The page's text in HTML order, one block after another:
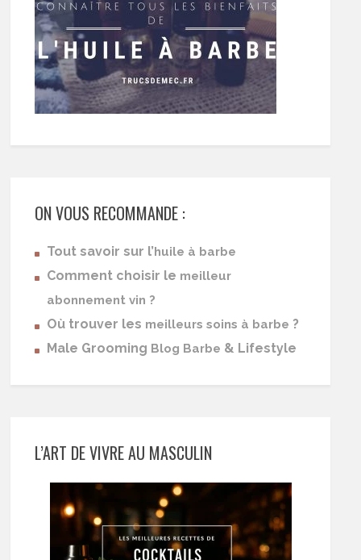
ON VOUS RECOMMANDE :
Tout savoir sur l’huile à barbe
Comment choisir le meilleur
abonnement vin ?
Où trouver les meilleurs soins à barbe ?
Male Grooming Blog Barbe & Lifestyle
L’ART DE VIVRE AU MASCULIN